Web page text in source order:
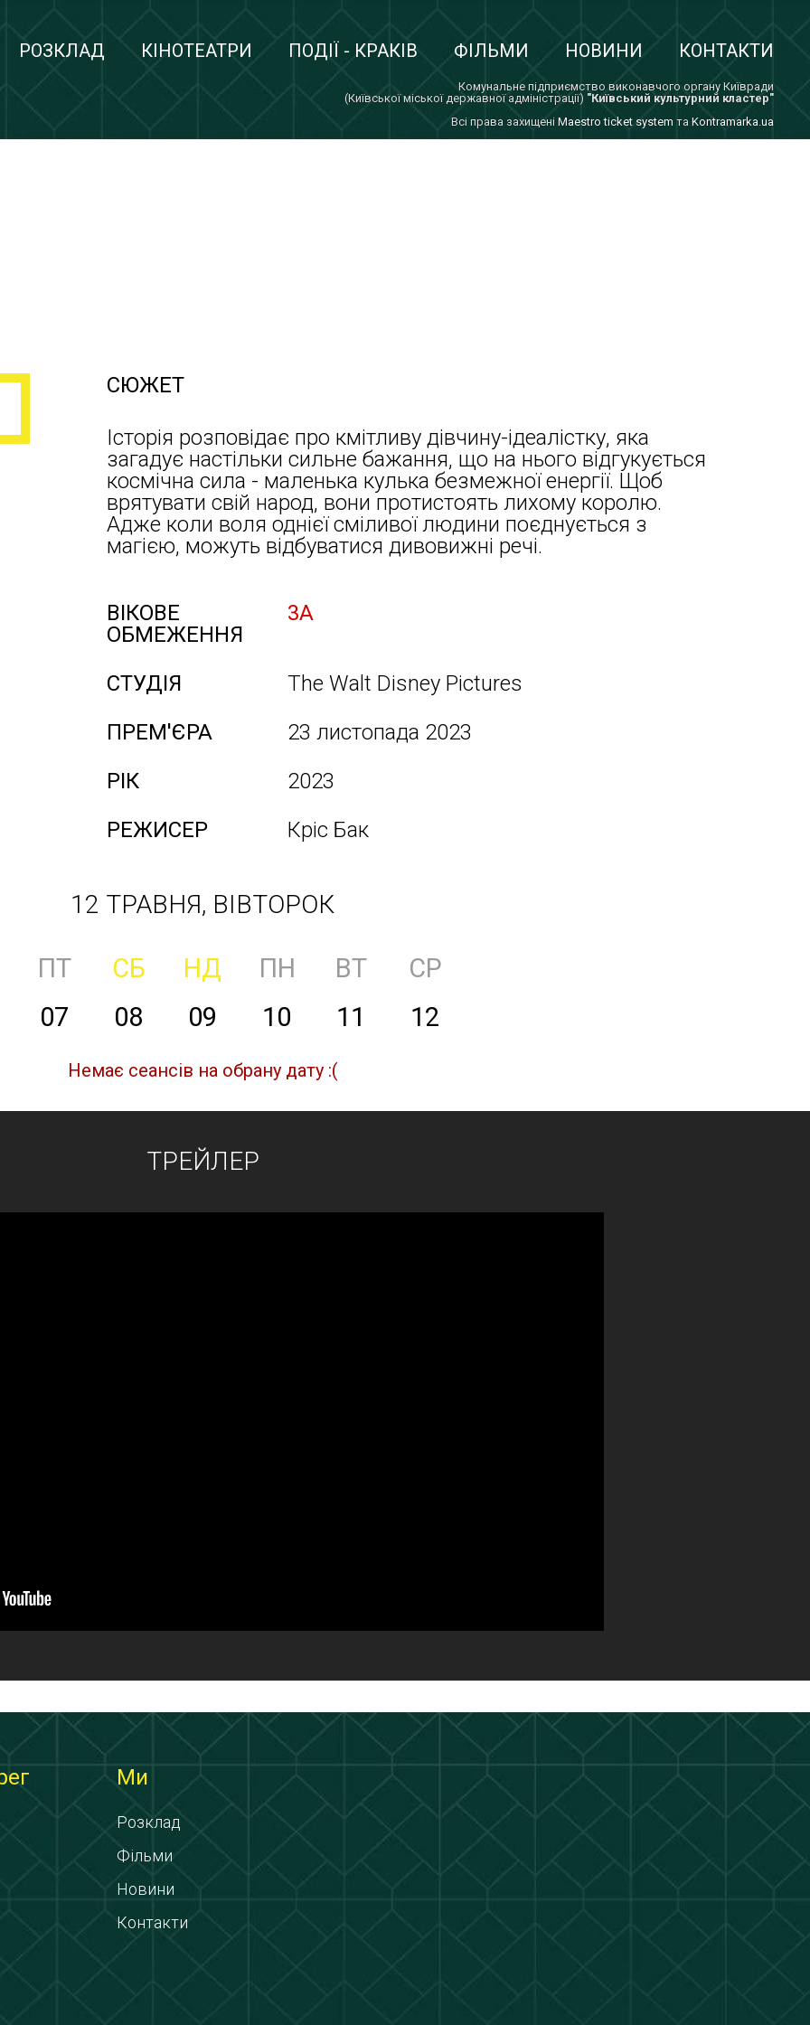
РОЗКЛАД КІНОТЕАТРИ ПОДІЇ - КРАКІВ ФІЛЬМИ НОВИНИ КОНТАКТИ
Комунальне підприємство виконавчого органу Київради
(Київської міської державної адміністрації) "Київський культурний кластер"
Всi права захищенi Maestro ticket system та Kontramarka.ua
СЮЖЕТ
Історія розповідає про кмітливу дівчину-ідеалістку, яка
загадує настільки сильне бажання, що на нього відгукується
космічна сила - маленька кулька безмежної енергії. Щоб
врятувати свій народ, вони протистоять лихому королю.
Адже коли воля однієї сміливої людини поєднується з
магією, можуть відбуватися дивовижні речі.
ВІКОВЕ
ОБМЕЖЕННЯ
3А
СТУДІЯ
The Walt Disney Pictures
ПРЕМ'ЄРА
23 листопада 2023
РІК
2023
РЕЖИСЕР
Кріс Бак
12 ТРАВНЯ, ВІВТОРОК
ПТ СБ НД ПН ВТ
СР
07 08 09 10 11 12
Немає сеансів на обрану дату :(
ТРЕЙЛЕР
Ми
Розклад
Фільми
Новини
Контакти